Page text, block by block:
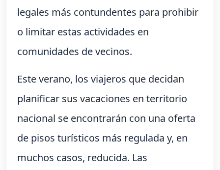
legales más contundentes para prohibir
o limitar estas actividades en
comunidades de vecinos.
Este verano, los viajeros que decidan
planificar sus vacaciones en territorio
nacional se encontrarán con una oferta
de pisos turísticos más regulada y, en
muchos casos, reducida. Las